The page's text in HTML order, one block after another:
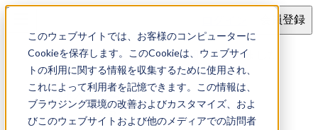
このウェブサイトでは、お客様のコンピューターに
Cookieを保存します。このCookieは、ウェブサイ
トの利用に関する情報を収集するために使用され、
これによって利用者を記憶できます。この情報は、
ブラウジング環境の改善およびカスタマイズ、およ
びこのウェブサイトおよび他のメディアでの訪問者
会員登録
この求人は存在しないか、公開が終了しました
別の求人を検索する